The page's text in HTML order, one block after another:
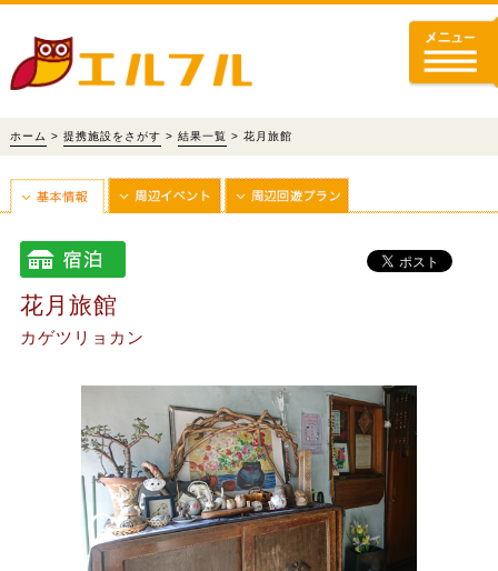
ホーム > 提携施設をさがす > 結果一覧 > 花月旅館
花月旅館
カゲツリョカン